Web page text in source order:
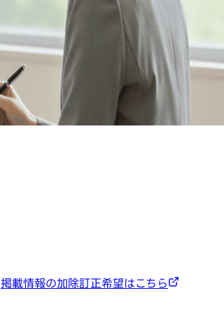
掲載情報の加除訂正希望はこちら